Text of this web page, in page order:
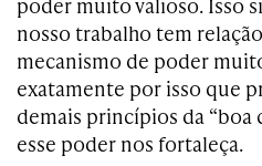
nosso trabalho tem
mecanismo de poder
exatamente por isso que
demais princípios da “boa
esse poder nos fortaleça.